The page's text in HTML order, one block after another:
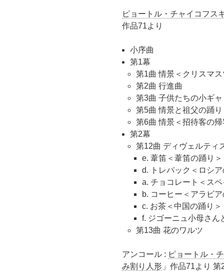
ピョートル・チャイコフス
作品71より
小序曲
第1幕
第1曲 情景＜クリスマ
第2曲 行進曲
第3曲 子供たちの小ギ
第5曲 情景と祖父の踊り
第6曲 情景＜招待客の
第2幕
第12曲 ディヴェルティ
e. 葦笛＜葦笛の踊り＞
d. トレパック＜ロシ
a. チョコレート＜ス
b. コーヒー＜アラビ
c. お茶＜中国の踊り＞
f. ジゴーニュ小母さん
第13曲 花のワルツ
アンコール : ピョートル・
み割り人形 」作品71より